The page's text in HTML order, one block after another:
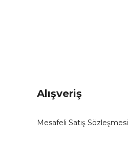
Alışveriş
Mesafeli Satış Sözleşmesi